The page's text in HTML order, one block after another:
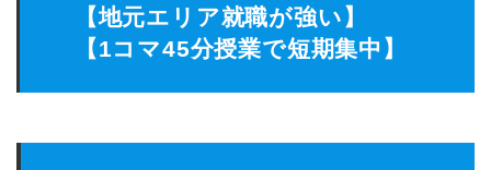
【地元エリア就職が強い】
【1コマ45分授業で短期集中】